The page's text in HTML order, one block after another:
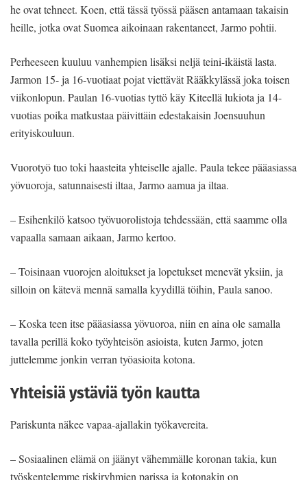
he ovat tehneet. Koen, että tässä työssä pääsen antamaan takaisin
heille, jotka ovat Suomea aikoinaan rakentaneet, Jarmo pohtii.
Perheeseen kuuluu vanhempien lisäksi neljä teini-ikäistä lasta.
Jarmon 15- ja 16-vuotiaat pojat viettävät Rääkkylässä joka toisen
viikonlopun. Paulan 16-vuotias tyttö käy Kiteellä lukiota ja 14-
vuotias poika matkustaa päivittäin edestakaisin Joensuuhun
erityiskouluun.
Vuorotyö tuo toki haasteita yhteiselle ajalle. Paula tekee pääasiassa
yövuoroja, satunnaisesti iltaa, Jarmo aamua ja iltaa.
– Esihenkilö katsoo työvuorolistoja tehdessään, että saamme olla
vapaalla samaan aikaan, Jarmo kertoo.
– Toisinaan vuorojen aloitukset ja lopetukset menevät yksiin, ja
silloin on kätevä mennä samalla kyydillä töihin, Paula sanoo.
– Koska teen itse pääasiassa yövuoroa, niin en aina ole samalla
tavalla perillä koko työyhteisön asioista, kuten Jarmo, joten
juttelemme jonkin verran työasioita kotona.
Yhteisiä ystäviä työn kautta
Pariskunta näkee vapaa-ajallakin työkavereita.
– Sosiaalinen elämä on jäänyt vähemmälle koronan takia, kun
työskentelemme riskiryhmien parissa ja kotonakin on